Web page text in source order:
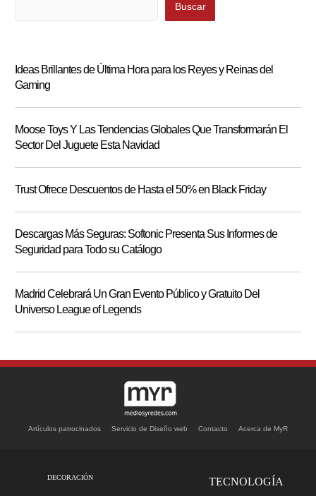
Buscar
Ideas Brillantes de Última Hora para los Reyes y Reinas del
Gaming
Moose Toys Y Las Tendencias Globales Que Transformarán El
Sector Del Juguete Esta Navidad
Trust Ofrece Descuentos de Hasta el 50% en Black Friday
Descargas Más Seguras: Softonic Presenta Sus Informes de
Seguridad para Todo su Catálogo
Madrid Celebrará Un Gran Evento Público y Gratuito Del
Universo League of Legends
Artículos patrocinados Servicio de Diseño web Contacto Acerca de MyR
DECORACIÓN TECNOLOGÍA